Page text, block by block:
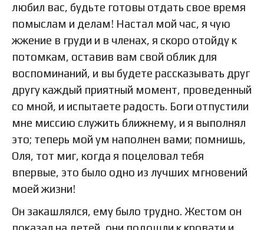
любил вас, будьте готовы отдать свое время
помыслам и делам! Настал мой час, я чую
жжение в груди и в членах, я скоро отойду к
потомкам, оставив вам свой облик для
воспоминаний, и вы будете рассказывать друг
другу каждый приятный момент, проведенный
со мной, и испытаете радость. Боги отпустили
мне миссию служить ближнему, и я выполнял
это; теперь мой ум наполнен вами; помнишь,
Оля, тот миг, когда я поцеловал тебя
впервые, это было одно из лучших мгновений
моей жизни!
Он закашлялся, ему было трудно. Жестом он